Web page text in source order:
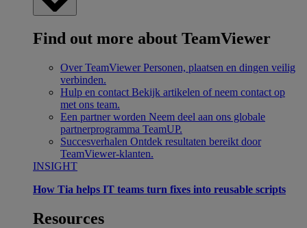
Find out more about TeamViewer
Over TeamViewer Personen, plaatsen en dingen veilig
verbinden.
Hulp en contact Bekijk artikelen of neem contact op
met ons team.
Een partner worden Neem deel aan ons globale
partnerprogramma TeamUP.
Succesverhalen Ontdek resultaten bereikt door
TeamViewer-klanten.
INSIGHT
How Tia helps IT teams turn fixes into reusable scripts
Resources